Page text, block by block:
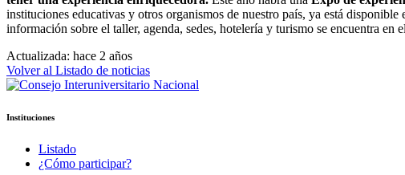
instituciones educativas y otros organismos de nuestro país, ya está
información sobre el taller, agenda, sedes, hotelería y turismo se encuentra en
Actualizada: hace 2 años
Volver al Listado de noticias
Instituciones
Listado
¿Cómo participar?